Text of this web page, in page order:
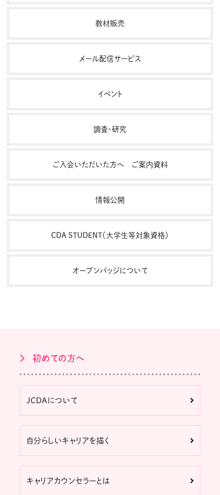
教材販売
メール配信サービス
イベント
調査・研究
ご入会いただいた方へ ご案内資料
情報公開
CDA STUDENT（大学生等対象資格）
オープンバッジについて
初めての方へ
JCDAについて
自分らしいキャリアを描く
キャリアカウンセラーとは